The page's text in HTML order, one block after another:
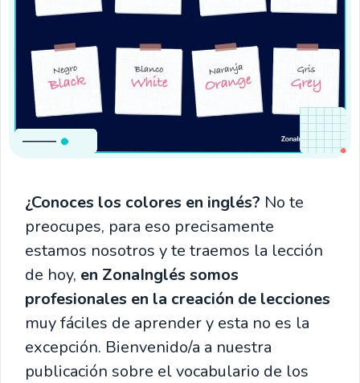
¿Conoces los colores en inglés? No te
preocupes, para eso precisamente
estamos nosotros y te traemos la lección
de hoy, en ZonaInglés somos
profesionales en la creación de lecciones
muy fáciles de aprender y esta no es la
excepción. Bienvenido/a a nuestra
publicación sobre el vocabulario de los